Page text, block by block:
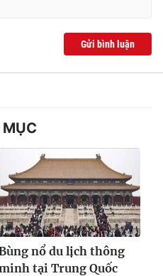
Gửi bình luận
nổ du lịch thông
tại Trung Quốc